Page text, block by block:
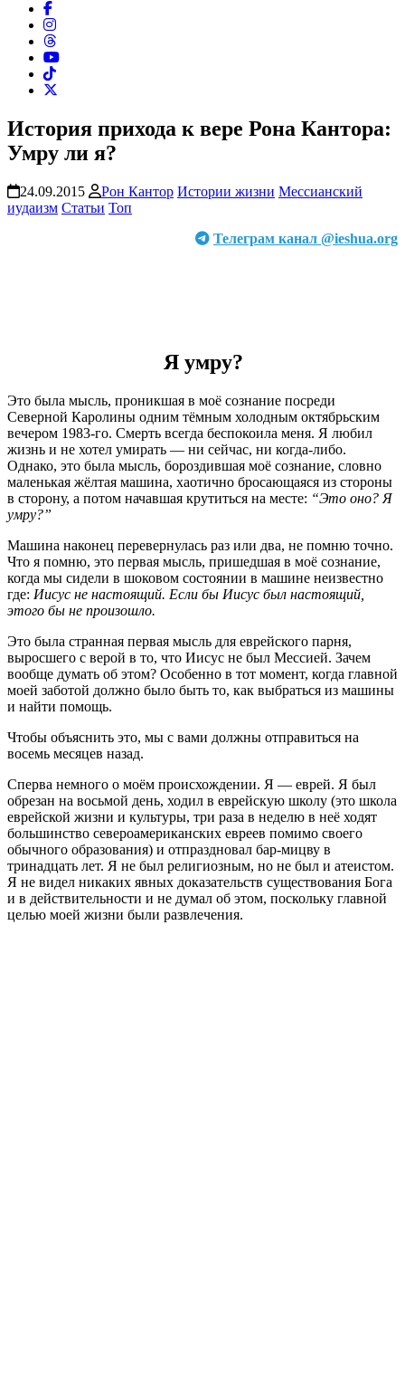
История прихода к вере Рона Кантора:
Умру ли я?
24.09.2015 Рон Кантор Истории жизни Мессианский
иудаизм Статьи Топ
Телеграм канал @ieshua.org
Я умру?
Это была мысль, проникшая в моё сознание посреди
Северной Каролины одним тёмным холодным октябрьским
вечером 1983-го. Смерть всегда беспокоила меня. Я любил
жизнь и не хотел умирать — ни сейчас, ни когда-либо.
Однако, это была мысль, бороздившая моё сознание, словно
маленькая жёлтая машина, хаотично бросающаяся из стороны
в сторону, а потом начавшая крутиться на месте: “Это оно? Я
умру?”
Машина наконец перевернулась раз или два, не помню точно.
Что я помню, это первая мысль, пришедшая в моё сознание,
когда мы сидели в шоковом состоянии в машине неизвестно
где: Иисус не настоящий. Если бы Иисус был настоящий,
этого бы не произошло.
Это была странная первая мысль для еврейского парня,
выросшего с верой в то, что Иисус не был Мессией. Зачем
вообще думать об этом? Особенно в тот момент, когда главной
моей заботой должно было быть то, как выбраться из машины
и найти помощь.
Чтобы объяснить это, мы с вами должны отправиться на
восемь месяцев назад.
Сперва немного о моём происхождении. Я — еврей. Я был
обрезан на восьмой день, ходил в еврейскую школу (это школа
еврейской жизни и культуры, три раза в неделю в неё ходят
большинство североамериканских евреев помимо своего
обычного образования) и отпраздновал бар-мицву в
тринадцать лет. Я не был религиозным, но не был и атеистом.
Я не видел никаких явных доказательств существования Бога
и в действительности и не думал об этом, поскольку главной
целью моей жизни были развлечения.